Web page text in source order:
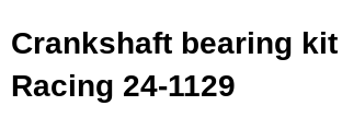
Crankshaft bearing
Racing 24-1129